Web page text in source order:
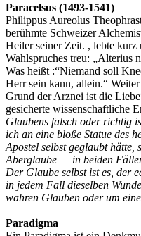
Paracelsus (1493-1541)
Philippus Aureolus
berühmte Schweizer
Heiler seiner Zeit. , lebte kurz
Wahlspruches treu: „Alterius
Was heißt :“Niemand soll
Herr sein kann, allein.“
Grund der Arznei ist die
gesicherte wissenschaftliche
Glaubens falsch oder richtig
ich an eine bloße Statue des
Apostel selbst geglaubt
Aberglaube — in beiden
Der Glaube selbst ist es, der
in jedem Fall dieselben
wahren Glauben oder um
Paradigma